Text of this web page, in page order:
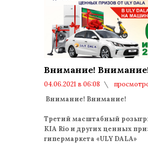
Внимание!
04.06.2021 в 06:08
Внимание! Внимание!
Третий масштабный
KIA Rio и других ценных
гипермаркета «ULY DALA»